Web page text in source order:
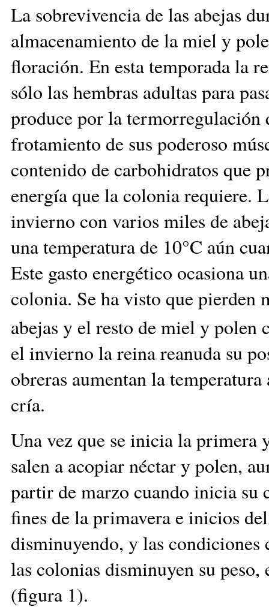
La sobrevivencia de las abejas
almacenamiento de la miel y
floración. En esta temporada la
sólo las hembras adultas para
produce por la termorregulación
frotamiento de sus poderoso
contenido de carbohidratos que
energía que la colonia requiere.
invierno con varios miles de
una temperatura de 10°C aún
Este gasto energético ocasiona
colonia. Se ha visto que pierden
abejas y el resto de miel y polen
el invierno la reina reanuda su
obreras aumentan la
cría.
Una vez que se inicia la primera
salen a acopiar néctar y polen,
partir de marzo cuando inicia su
fines de la primavera e inicios
disminuyendo, y las condiciones
las colonias disminuyen su
(figura 1).